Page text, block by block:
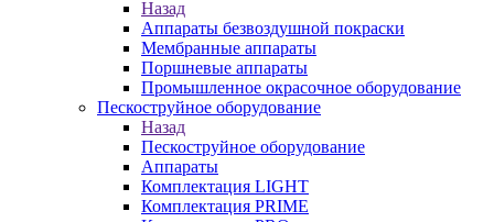
Назад
Аппараты безвоздушной покраски
Мембранные аппараты
Поршневые аппараты
Промышленное окрасочное оборудование
Пескоструйное оборудование
Назад
Пескоструйное оборудование
Аппараты
Комплектация LIGHT
Комплектация PRIME